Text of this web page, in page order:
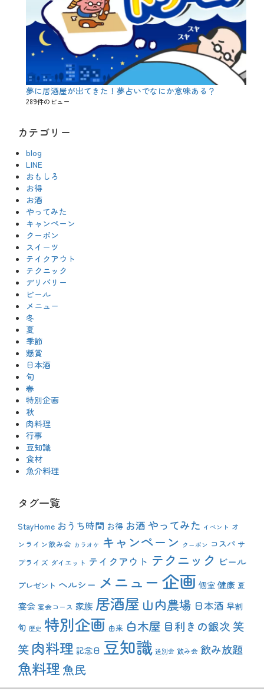
夢に居酒屋が出てきた！夢占いでなにか意味ある？
289件のビュー
カテゴリー
blog
LINE
おもしろ
お得
お酒
やってみた
キャンペーン
クーポン
スイーツ
テイクアウト
テクニック
デリバリー
ビール
メニュー
冬
夏
季節
懸賞
日本酒
旬
春
特別企画
秋
肉料理
行事
豆知識
食材
魚介料理
タグ一覧
StayHome おうち時間 お得 お酒 やってみた イベント オ
ンライン飲み会 カラオケ キャンペーン クーポン コスパ サ
プライズ ダイエット テイクアウト テクニック ビール
プレゼント ヘルシー メニュー 企画 個室 健康 夏
宴会 宴会コース 家族 居酒屋 山内農場 日本酒 早割
旬 歴史 特別企画 由来 白木屋 目利きの銀次 笑
笑 肉料理 記念日 豆知識 送別会 飲み会 飲み放題
魚料理魚民